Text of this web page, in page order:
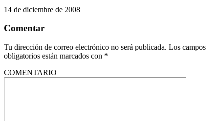
14 de diciembre de 2008
Comentar
Tu dirección de correo electrónico no será publicada. Los campos
obligatorios están marcados con *
COMENTARIO